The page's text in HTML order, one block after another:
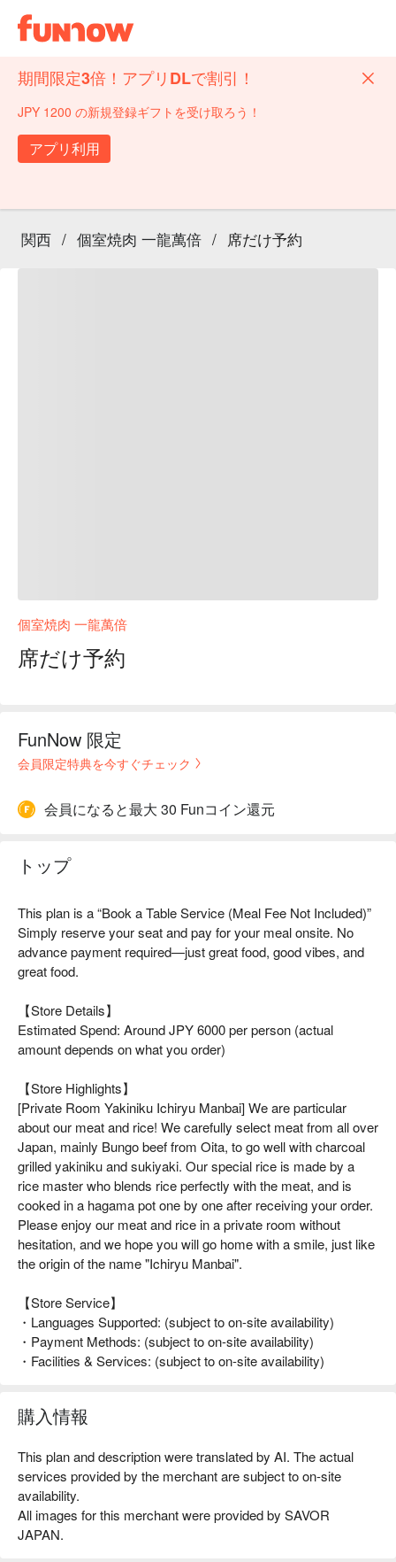
期間限定3倍！アプリDLで割引！
JPY 1200 の新規登録ギフトを受け取ろう！
アプリ利用
関西 / 個室焼肉 一龍萬倍 / 席だけ予約
個室焼肉 一龍萬倍
席だけ予約
FunNow 限定
会員限定特典を今すぐチェック
会員になると最大 30 Funコイン還元
トップ
This plan is a “Book a Table Service (Meal Fee Not Included)”
Simply reserve your seat and pay for your meal onsite. No
advance payment required—just great food, good vibes, and
great food.
【Store Details】
Estimated Spend: Around JPY 6000 per person (actual
amount depends on what you order)
【Store Highlights】
[Private Room Yakiniku Ichiryu Manbai] We are particular
about our meat and rice! We carefully select meat from all over
Japan, mainly Bungo beef from Oita, to go well with charcoal
grilled yakiniku and sukiyaki. Our special rice is made by a
rice master who blends rice perfectly with the meat, and is
cooked in a hagama pot one by one after receiving your order.
Please enjoy our meat and rice in a private room without
hesitation, and we hope you will go home with a smile, just like
the origin of the name "Ichiryu Manbai".
【Store Service】
・Languages Supported: (subject to on-site availability)
・Payment Methods: (subject to on-site availability)
・Facilities & Services: (subject to on-site availability)
購入情報
This plan and description were translated by AI. The actual
services provided by the merchant are subject to on-site
availability.
All images for this merchant were provided by SAVOR
JAPAN.